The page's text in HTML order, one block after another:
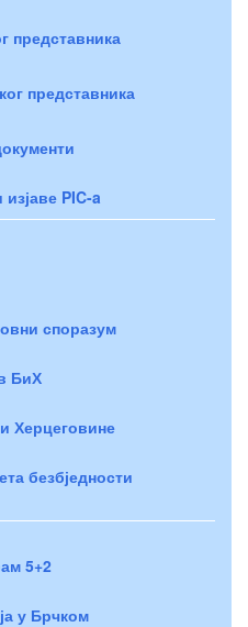
представника
представника
PIC-a
споразум
БиХ
Херцеговине
безбједности
5+2
у Брчком